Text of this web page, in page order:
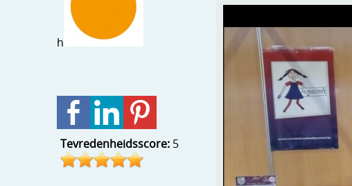
h
Tevredenheidsscore: 5